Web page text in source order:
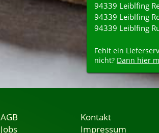
94339 Leiblfing
94339 Leiblfing
94339 Leiblfing
Fehlt ein
nicht? Dann hier
AGB
Jobs
Kontakt
Impressum